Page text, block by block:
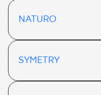
NATURO
SYMETRY